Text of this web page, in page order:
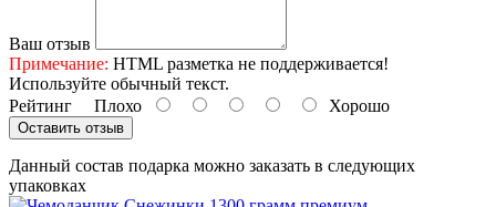
Ваш отзыв
Примечание: HTML разметка не поддерживается!
Используйте обычный текст.
Рейтинг Плохо Хорошо
Оставить отзыв
Данный состав подарка можно заказать в следующих
упаковках